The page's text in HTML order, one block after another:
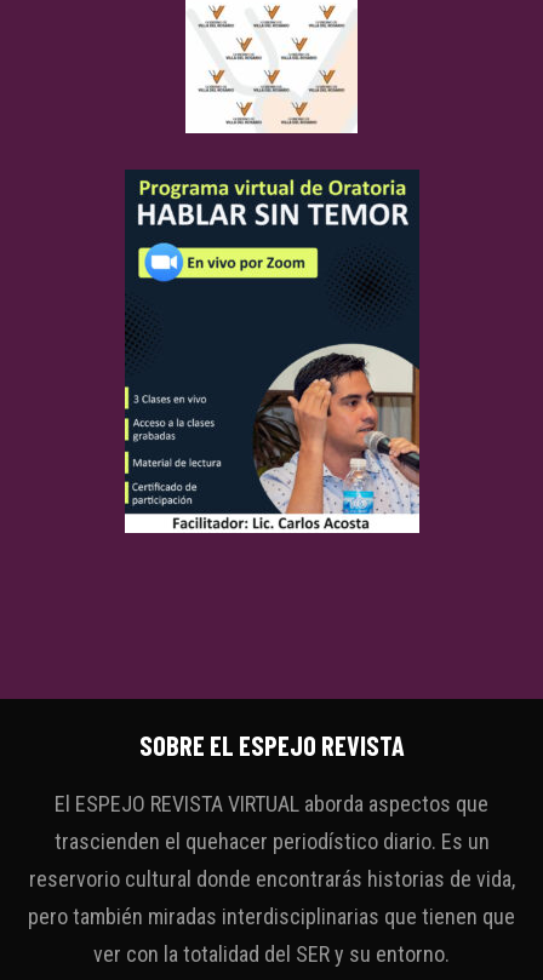
SOBRE EL ESPEJO REVISTA
El ESPEJO REVISTA VIRTUAL aborda aspectos que
trascienden el quehacer periodístico diario. Es un
reservorio cultural donde encontrarás historias de vida,
pero también miradas interdisciplinarias que tienen que
ver con la totalidad del SER y su entorno.